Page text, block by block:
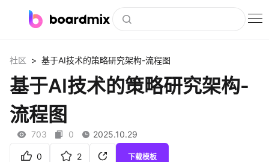
社区资源
会员
企业服务
社区 > 基于AI技术的策略研究架构-流程图
基于AI技术的策略研究架构-
流程图
703 0 2025.10.29
0 2 下载模板